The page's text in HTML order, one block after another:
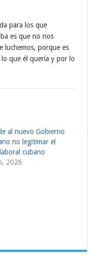
para los que
es que no nos
luchemos, porque es
que él quería y por lo
al nuevo Gobierno
no legitimar el
cubano
2026